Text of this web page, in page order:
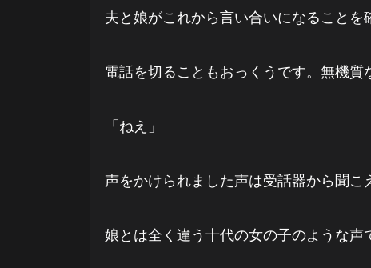
夫と娘がこれから言い合いになること
電話を切ることもおっくうです。無機質
「ねえ」
声をかけられました声は受話器から聞こ
娘とは全く違う十代の女の子のような声